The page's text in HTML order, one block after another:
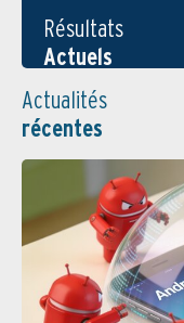
Résultats
Actuels
Actualités
récentes